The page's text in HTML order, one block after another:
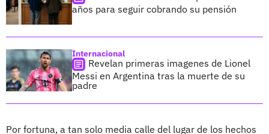
años para seguir cobrando su pensión
Internacional
Revelan primeras imagenes de Lionel
Messi en Argentina tras la muerte de su
padre
Por fortuna, a tan solo media calle del lugar de los hechos